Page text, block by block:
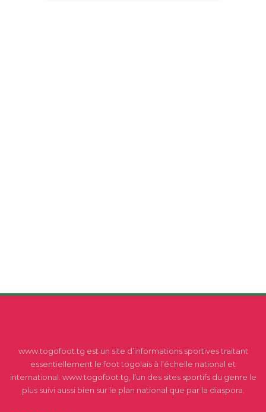
www.togofoot.tg est un site d’informations sportives traitant
essentiellement le foot togolais à l’échelle national et
international. www.togofoot.tg, l’un des sites sportifs du genre le
plus suivi aussi bien sur le plan national que par la diaspora.